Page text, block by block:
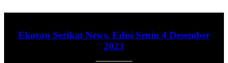
Ekoran Serikat News, Edisi Senin 4 Desember
2023